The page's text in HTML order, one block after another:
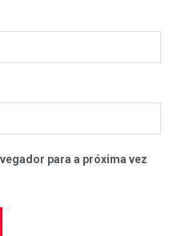
para a próxima vez